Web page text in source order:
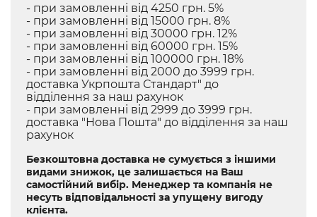
- при замовленні від 4250 грн. 5%
- при замовленні від 15000 грн. 8%
- при замовленні від 30000 грн. 12%
- при замовленні від 60000 грн. 15%
- при замовленні від 100000 грн. 18%
- при замовленні від 2000 до 3999 грн.
доставка Укрпошта Стандарт" до
відділення за наш рахунок
- при замовленні від 2999 до 3999 грн.
доставка "Нова Пошта" до відділення за наш
рахунок
Безкоштовна доставка не сумується з іншими
видами знижок, це залишається на Ваш
самостійний вибір. Менеджер та компанія не
несуть відповідальності за упущену вигоду
клієнта.